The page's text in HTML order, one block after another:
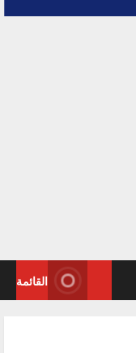
القائمة